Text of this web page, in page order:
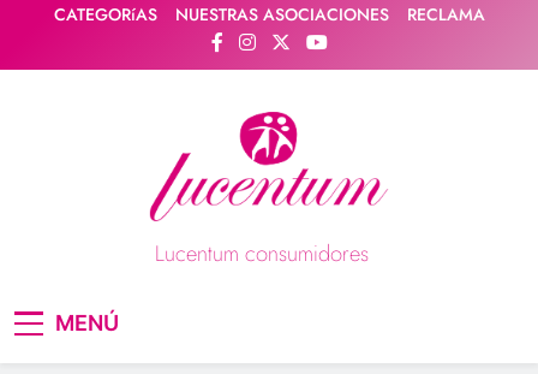
contenido
CATEGORíAS NUESTRAS ASOCIACIONES RECLAMA
Lucentum consumidores
MENÚ